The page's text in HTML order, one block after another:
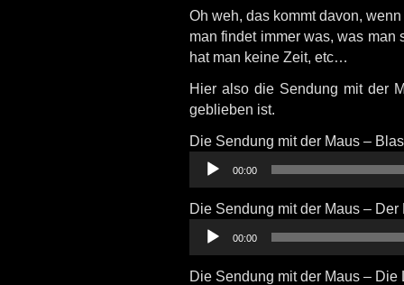
Oh weh, das kommt davon,
man findet immer was, was
hat man keine Zeit, etc…
Hier also die Sendung mit der
geblieben ist.
Die Sendung mit der Maus –
Audio-
Player
00:00
Die Sendung mit der Maus – Der
Audio-
Player
00:00
Die Sendung mit der Maus – Die